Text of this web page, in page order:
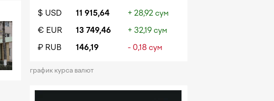
$ USD 11 915,64
+ 28,92 сум
€ EUR
13 749,46
+ 32,19 сум
₽ RUB
146,19 - 0,18 сум
график курса валют